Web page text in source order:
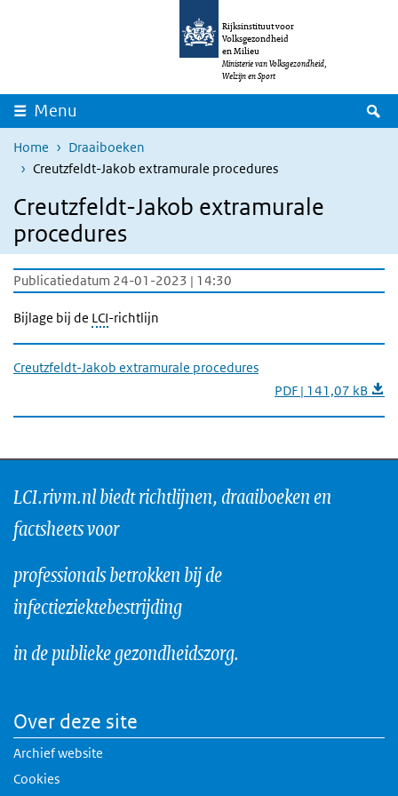
Overslaan en naar de inhoud gaan
Rijksinstituut voor
Volksgezondheid
en Milieu
Ministerie van Volksgezondheid,
Welzijn en Sport
Menu
Home
Draaiboeken
Creutzfeldt-Jakob extramurale procedures
Creutzfeldt-Jakob extramurale
procedures
Publicatiedatum 24-01-2023 | 14:30
Bijlage bij de LCI-richtlijn
Creutzfeldt-Jakob extramurale procedures
PDF | 141,07 kB
LCI.rivm.nl biedt richtlijnen, draaiboeken en
factsheets voor
professionals betrokken bij de
infectieziektebestrijding
in de publieke gezondheidszorg.
Over deze site
Archief website
Cookies